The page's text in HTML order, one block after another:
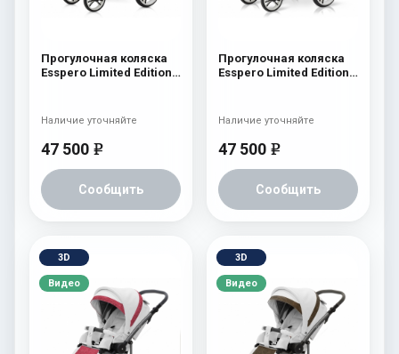
Прогулочная коляска
Esspero Limited Edition
47 500 e
Сообщить
Наличие уточняйте
Прогулочная коляска
Esspero Limited Edition
47 500 e
Сообщить
Наличие уточняйте
3D
Видео
3D
Видео